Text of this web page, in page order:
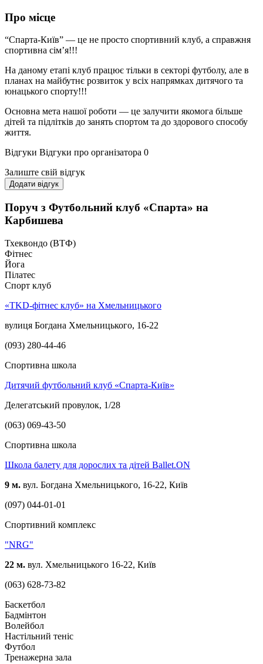
Про місце
“Спарта-Київ” — це не просто спортивний клуб, а справжня
спортивна сім’я!!!
На даному етапі клуб працює тільки в секторі футболу, але в
планах на майбутнє розвиток у всіх напрямках дитячого та
юнацького спорту!!!
Основна мета нашої роботи — це залучити якомога більше
дітей та підлітків до занять спортом та до здорового способу
життя.
Відгуки Відгуки про організатора 0
Залиште свій відгук
Додати відгук
Поруч з Футбольний клуб «Спарта» на
Карбишева
Тхеквондо (ВТФ)
Фітнес
Йога
Пілатес
Спорт клуб
«TKD-фітнес клуб» на Хмельницького
вулиця Богдана Хмельницького, 16-22
(093) 280-44-46
Спортивна школа
Дитячий футбольний клуб «Спарта-Київ»
Делегатський провулок, 1/28
(063) 069-43-50
Спортивна школа
Школа балету для дорослих та дітей Ballet.ON
9 м. вул. Богдана Хмельницького, 16-22, Київ
(097) 044-01-01
Спортивний комплекс
"NRG"
22 м. вул. Хмельницького 16-22, Київ
(063) 628-73-82
Баскетбол
Бадмінтон
Волейбол
Настільний теніс
Футбол
Тренажерна зала